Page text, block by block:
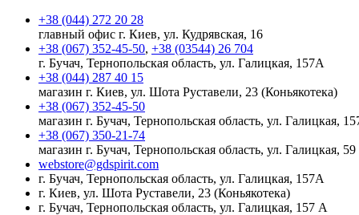
+38 (044) 272 20 28
главный офис г. Киев, ул. Кудрявская, 16
+38 (067) 352-45-50, +38 (03544) 26 704
г. Бучач, Тернопольская область, ул. Галицкая, 157А
+38 (044) 287 40 15
магазин г. Киев, ул. Шота Руставели, 23 (Коньякотека)
+38 (067) 352-45-50
магазин г. Бучач, Тернопольская область, ул. Галицкая,
+38 (067) 350-21-74
магазин г. Бучач, Тернопольская область, ул. Галицкая, 59
webstore@gdspirit.com
г. Бучач, Тернопольская область, ул. Галицкая, 157А
г. Киев, ул. Шота Руставели, 23 (Коньякотека)
г. Бучач, Тернопольская область, ул. Галицкая, 157 А